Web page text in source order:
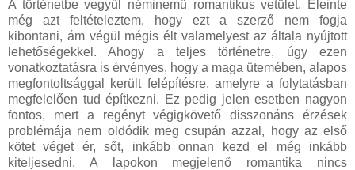
A történetbe vegyül néminemű romantikus vetület. Eleinte
még azt feltételeztem, hogy ezt a szerző nem fogja
kibontani, ám végül mégis élt valamelyest az általa nyújtott
lehetőségekkel. Ahogy a teljes történetre, úgy ezen
vonatkoztatásra is érvényes, hogy a maga ütemében, alapos
megfontoltsággal került felépítésre, amelyre a folytatásban
megfelelően tud építkezni. Ez pedig jelen esetben nagyon
fontos, mert a regényt végigkövető disszonáns érzések
problémája nem oldódik meg csupán azzal, hogy az első
kötet véget ér, sőt, inkább onnan kezd el még inkább
kiteljesedni. A lapokon megjelenő romantika nincs